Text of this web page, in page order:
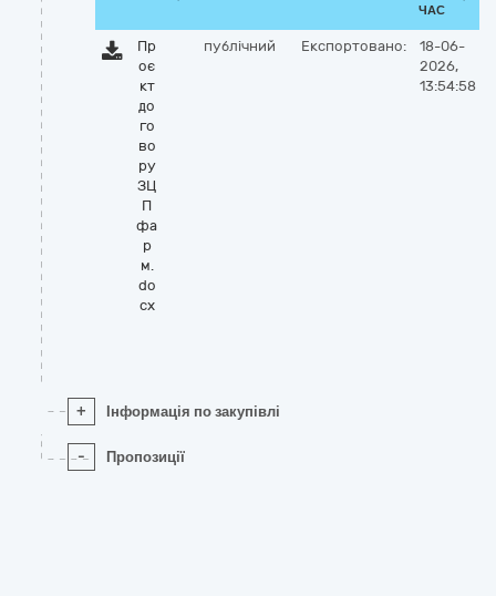
ЧАС
Пр
оє
кт
до
го
во
ру
ЗЦ
П
фа
р
м.
do
cx
публічний Експортовано:
18-06-
2026,
13:54:58
+ Інформація по закупівлі
- Пропозиції